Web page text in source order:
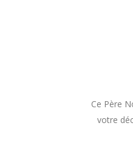
Ce Père
votre